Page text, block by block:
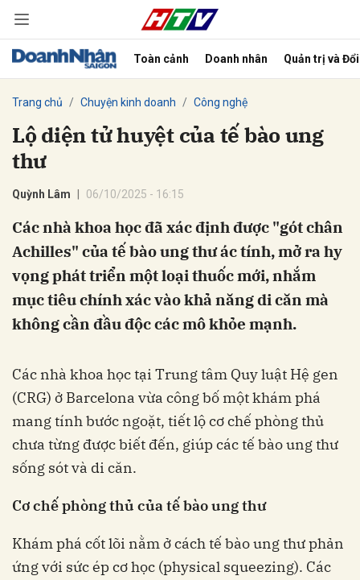
Toàn cảnh Doanh nhân Quản trị và
Trang chủ Chuyện kinh doanh Công nghệ
Lộ diện tử huyệt của tế bào ung
thư
Quỳnh Lâm 06/10/2025 - 16:15
Các nhà khoa học đã xác định được "gót chân
Achilles" của tế bào ung thư ác tính, mở ra hy
vọng phát triển một loại thuốc mới, nhắm
mục tiêu chính xác vào khả năng di căn mà
không cần đầu độc các mô khỏe mạnh.
Các nhà khoa học tại Trung tâm Quy luật Hệ gen
(CRG) ở Barcelona vừa công bố một khám phá
mang tính bước ngoặt, tiết lộ cơ chế phòng thủ
chưa từng được biết đến, giúp các tế bào ung thư
sống sót và di căn.
Cơ chế phòng thủ của tế bào ung thư
Khám phá cốt lõi nằm ở cách tế bào ung thư phản
ứng với sức ép cơ học (physical squeezing). Các
Hủy